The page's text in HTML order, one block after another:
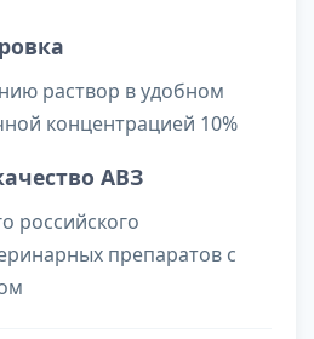
раствор в удобном
концентрацией 10%
АВЗ
российского
препаратов с